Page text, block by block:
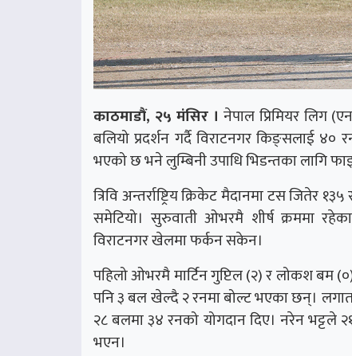
काठमाडौं, २५ मंसिर । नेपाल प्रिमियर लिग
बलियो प्रदर्शन गर्दै विराटनगर किङ्सलाई ४०
भएको छ भने लुम्बिनी उपाधि भिडन्तका लागि
त्रिवि अन्तर्राष्ट्रिय क्रिकेट मैदानमा टस
समेटियो। सुरुवाती ओभरमै शीर्ष क्रममा
विराटनगर खेलमा फर्कन सकेन।
पहिलो ओभरमै मार्टिन गुप्टिल (२) र लोकश बम
पनि ३ बल खेल्दै २ रनमा बोल्ट भएका छन्।
२८ बलमा ३४ रनको योगदान दिए। नरेन भट्टले
भएन।